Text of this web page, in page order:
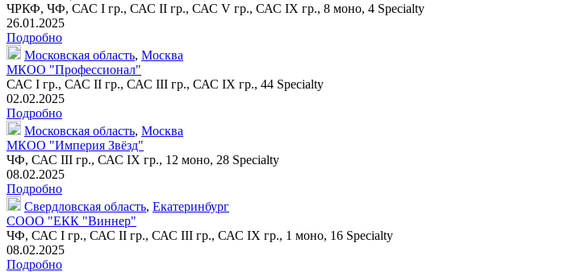
ЧРКФ, ЧФ, САС I гр., САС II гр., САС V гр., САС IX гр., 8 моно, 4 Specialty
26.01.2025
Подробно
Московская область, Москва
МКОО "Профессионал"
САС I гр., САС II гр., САС III гр., САС IX гр., 44 Specialty
02.02.2025
Подробно
Московская область, Москва
МКОО "Империя Звёзд"
ЧФ, САС III гр., САС IX гр., 12 моно, 28 Specialty
08.02.2025
Подробно
Свердловская область, Екатеринбург
СООО "ЕКК "Виннер"
ЧФ, САС I гр., САС II гр., САС III гр., САС IX гр., 1 моно, 16 Specialty
08.02.2025
Подробно